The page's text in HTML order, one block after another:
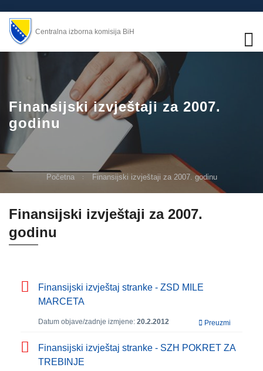
Centralna izborna komisija BiH
Finansijski izvještaji za 2007.
godinu
Početna Finansijski izvještaji za 2007. godinu
Finansijski izvještaji za 2007.
godinu
Finansijski izvještaj stranke - ZSD MILE
MARCETA
Datum objave/zadnje izmjene: 20.2.2012 Preuzmi
Finansijski izvještaj stranke - SZH POKRET ZA
TREBINJE